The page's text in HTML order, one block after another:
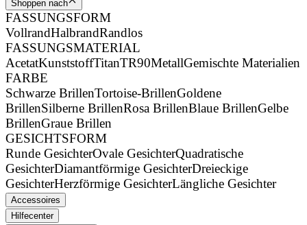
Shoppen nach
FASSUNGSFORM
VollrandHalbrandRandlos
FASSUNGSMATERIAL
AcetatKunststoffTitanTR90MetallGemischte Materialien
FARBE
Schwarze BrillenTortoise-BrillenGoldene
BrillenSilberne BrillenRosa BrillenBlaue BrillenGelbe
BrillenGraue Brillen
GESICHTSFORM
Runde GesichterOvale GesichterQuadratische
GesichterDiamantförmige GesichterDreieckige
GesichterHerzförmige GesichterLängliche Gesichter
Accessoires
Hilfecenter